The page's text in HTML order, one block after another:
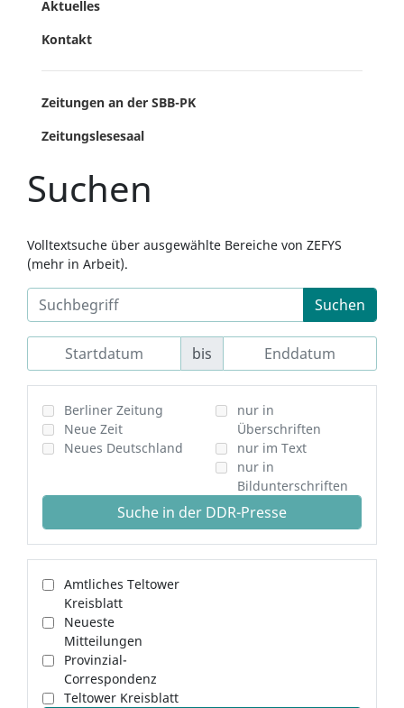
Aktuelles
Kontakt
Zeitungen an der SBB-PK
Zeitungslesesaal
Suchen
Volltextsuche über ausgewählte Bereiche von ZEFYS
(mehr in Arbeit).
Suchen
bis
Berliner Zeitung
Neue Zeit
Neues Deutschland
nur in
Überschriften
nur im Text
nur in
Bildunterschriften
Suche in der DDR-Presse
Amtliches Teltower
Kreisblatt
Neueste
Mitteilungen
Provinzial-
Correspondenz
Teltower Kreisblatt